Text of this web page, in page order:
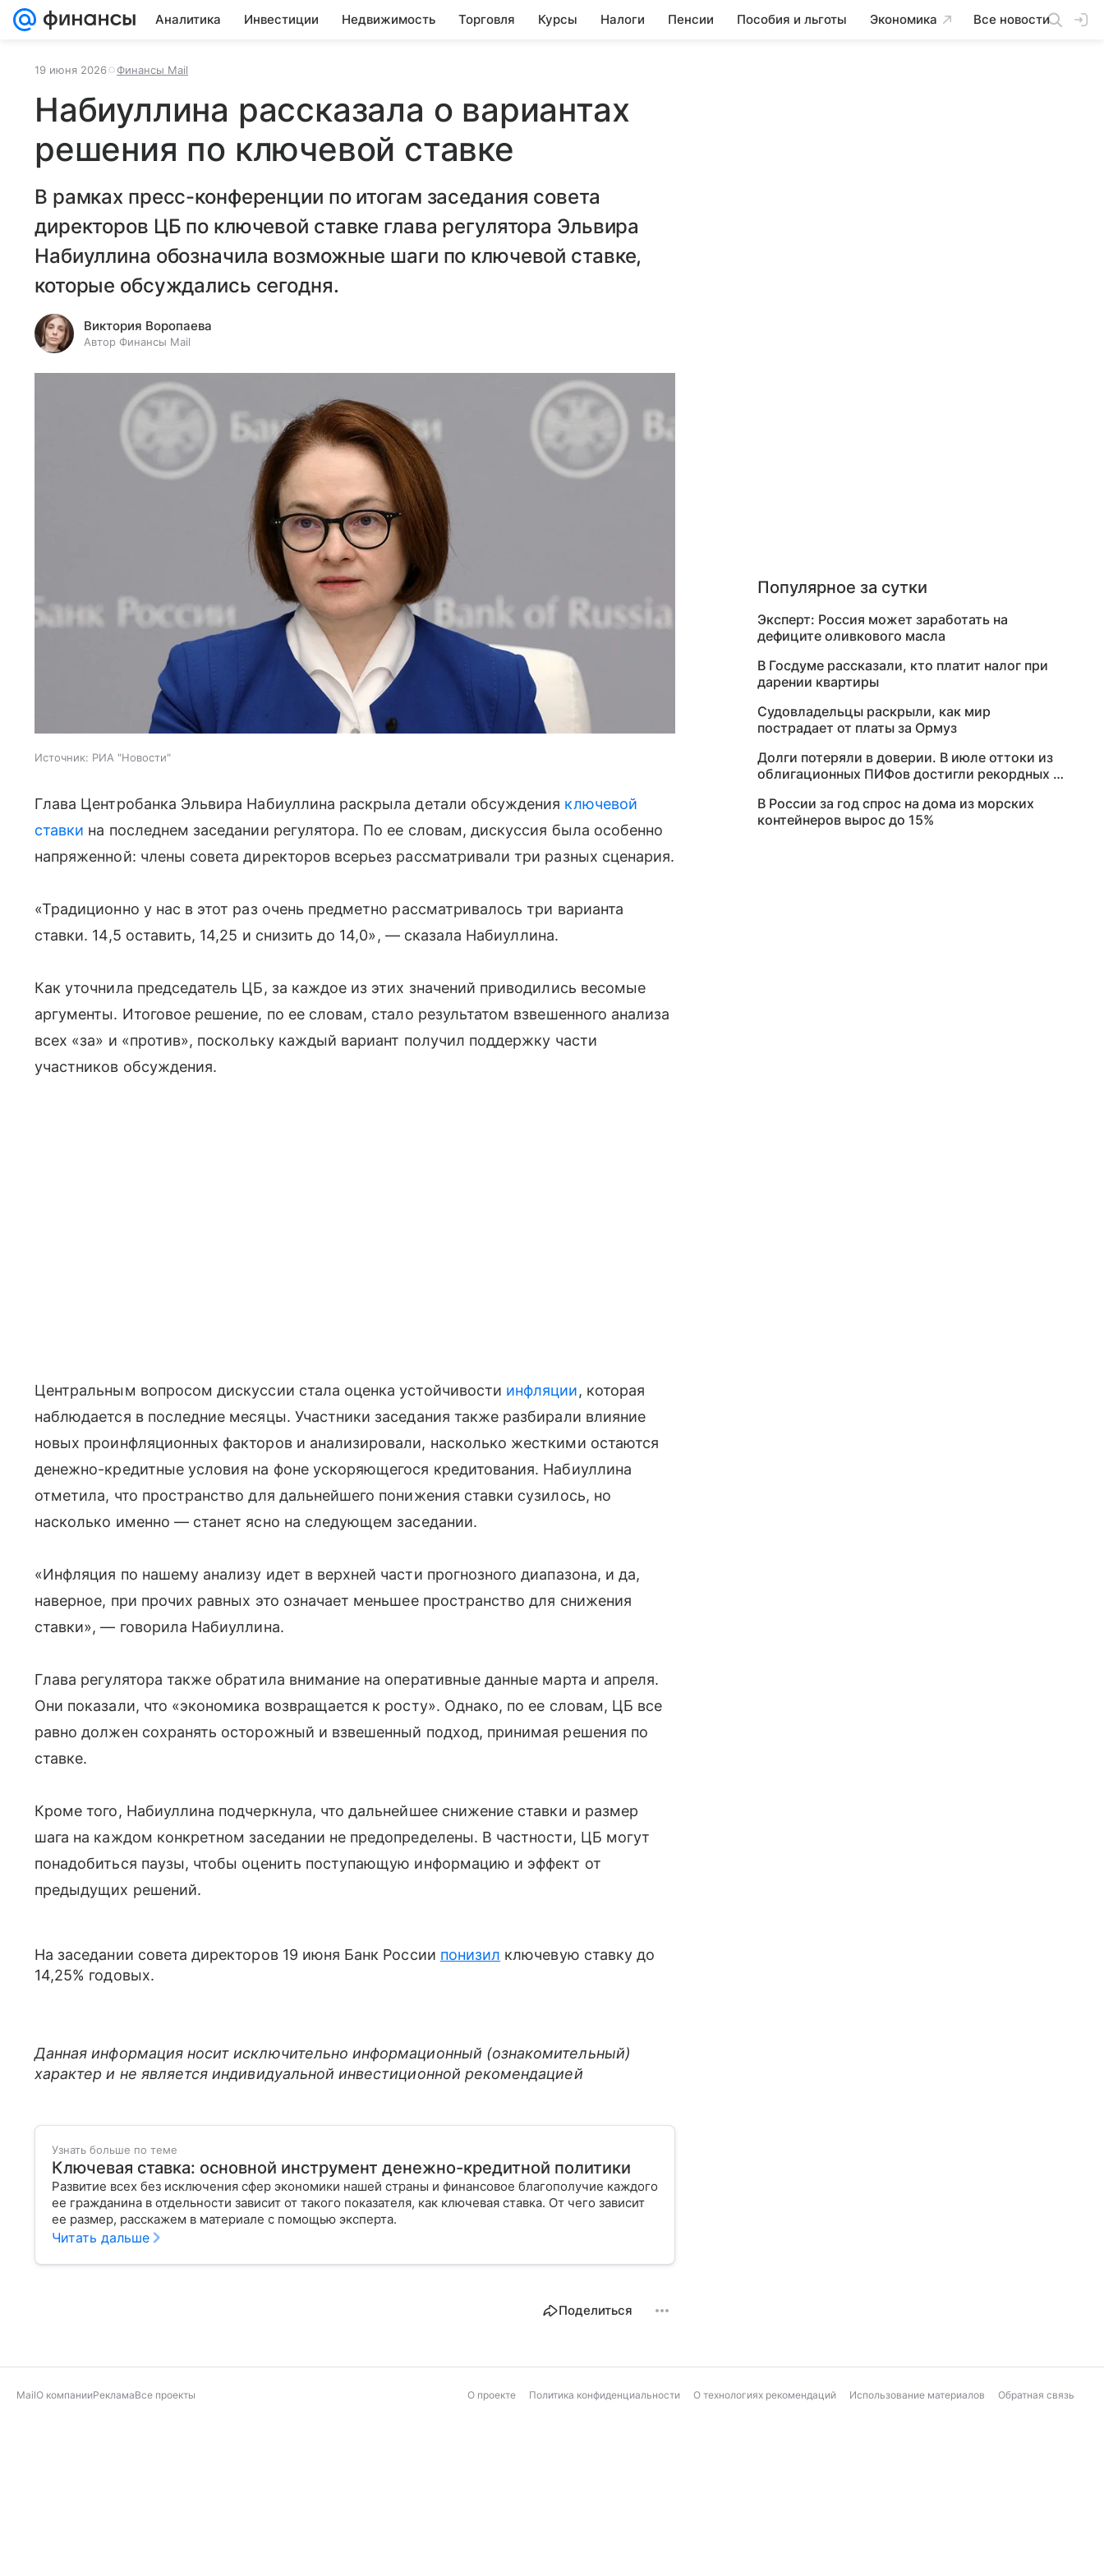
Аналитика Инвестиции Недвижимость Торговля Курсы Налоги Пенсии Пособия и льготы Экономика Все новости
19 июня 2026 Финансы Mail
Набиуллина рассказала о вариантах
решения по ключевой ставке
В рамках пресс-конференции по итогам заседания совета
директоров ЦБ по ключевой ставке глава регулятора Эльвира
Набиуллина обозначила возможные шаги по ключевой ставке,
которые обсуждались сегодня.
Виктория Воропаева
Автор Финансы Mail
Источник: РИА "Новости"
Глава Центробанка Эльвира Набиуллина раскрыла детали обсуждения ключевой
ставки на последнем заседании регулятора. По ее словам, дискуссия была особенно
напряженной: члены совета директоров всерьез рассматривали три разных сценария.
«Традиционно у нас в этот раз очень предметно рассматривалось три варианта
ставки. 14,5 оставить, 14,25 и снизить до 14,0», — сказала Набиуллина.
Как уточнила председатель ЦБ, за каждое из этих значений приводились весомые
аргументы. Итоговое решение, по ее словам, стало результатом взвешенного анализа
всех «за» и «против», поскольку каждый вариант получил поддержку части
участников обсуждения.
Центральным вопросом дискуссии стала оценка устойчивости инфляции, которая
наблюдается в последние месяцы. Участники заседания также разбирали влияние
новых проинфляционных факторов и анализировали, насколько жесткими остаются
денежно-кредитные условия на фоне ускоряющегося кредитования. Набиуллина
отметила, что пространство для дальнейшего понижения ставки сузилось, но
насколько именно — станет ясно на следующем заседании.
«Инфляция по нашему анализу идет в верхней части прогнозного диапазона, и да,
наверное, при прочих равных это означает меньшее пространство для снижения
ставки», — говорила Набиуллина.
Глава регулятора также обратила внимание на оперативные данные марта и апреля.
Они показали, что «экономика возвращается к росту». Однако, по ее словам, ЦБ все
равно должен сохранять осторожный и взвешенный подход, принимая решения по
ставке.
Кроме того, Набиуллина подчеркнула, что дальнейшее снижение ставки и размер
шага на каждом конкретном заседании не предопределены. В частности, ЦБ могут
понадобиться паузы, чтобы оценить поступающую информацию и эффект от
предыдущих решений.
На заседании совета директоров 19 июня Банк России понизил ключевую ставку до
14,25% годовых.
Данная информация носит исключительно информационный (ознакомительный)
характер и не является индивидуальной инвестиционной рекомендацией
Узнать больше по теме
Ключевая ставка: основной инструмент денежно-кредитной политики
Развитие всех без исключения сфер экономики нашей страны и финансовое благополучие каждого
ее гражданина в отдельности зависит от такого показателя, как ключевая ставка. От чего зависит
ее размер, расскажем в материале с помощью эксперта.
Читать дальше
Поделиться
Популярное за сутки
Эксперт: Россия может заработать на
дефиците оливкового масла
В Госдуме рассказали, кто платит налог при
дарении квартиры
Судовладельцы раскрыли, как мир
пострадает от платы за Ормуз
Долги потеряли в доверии. В июле оттоки из
облигационных ПИФов достигли рекордных 88
В России за год спрос на дома из морских
контейнеров вырос до 15%
MailО компанииРекламаВсе проекты О проекте Политика конфиденциальности О технологиях рекомендаций Использование материалов Обратная связь